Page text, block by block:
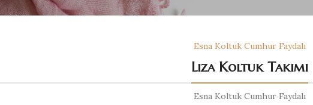
Esna Koltuk Cumhur Faydalı
Liza Koltuk Takımı
Esna Koltuk Cumhur Faydalı